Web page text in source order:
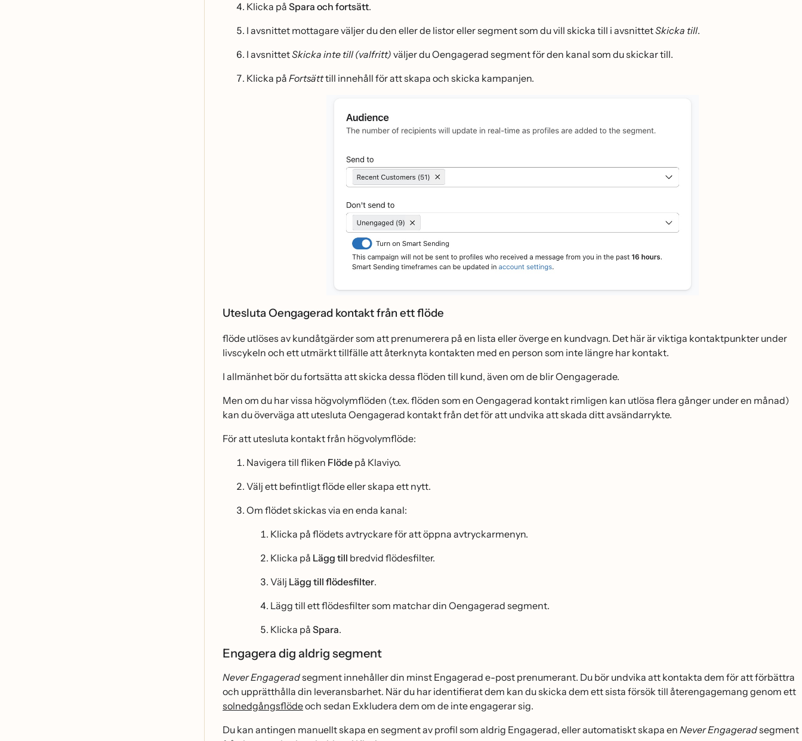
Klicka på Spara och fortsätt.
I avsnittet mottagare väljer du den eller de listor eller segment som du vill skicka till i avsnittetSkicka till.
I avsnittetSkicka inte till (valfritt) väljer du Oengagerad segment för den kanal som du skickar till.
Klicka på Fortsätttill innehåll för att skapa och skicka kampanjen.
Utesluta Oengagerad kontakt från ett flöde
flöde utlöses av kundåtgärder som att prenumerera på en lista eller överge en kundvagn. Det här är viktiga kontaktpunkter under
livscykeln och ett utmärkt tillfälle att återknyta kontakten med en person som inte längre har kontakt.
I allmänhet bör du fortsätta att skicka dessa flöden till kund, även om de blir Oengagerade.
Men om du har vissa högvolymflöden (t.ex. flöden som en Oengagerad kontakt rimligen kan utlösa flera gånger under en månad)
kan du överväga att utesluta Oengagerad kontakt från det för att undvika att skada ditt avsändarrykte.
För att utesluta kontakt från högvolymflöde:
Navigera till fliken Flöde på Klaviyo.
Välj ett befintligt flöde eller skapa ett nytt.
Om flödet skickas via en enda kanal:
Klicka på flödets avtryckare för att öppna avtryckarmenyn.
Klicka på Lägg till bredvid flödesfilter.
Välj Lägg till flödesfilter.
Lägg till ett flödesfilter som matchar din Oengagerad segment.
Klicka på Spara.
Engagera dig aldrig segment
Never Engageradsegment innehåller din minst Engagerad e-post prenumerant. Du bör undvika att kontakta dem för att förbättra
och upprätthålla din leveransbarhet. När du har identifierat dem kan du skicka dem ett sista försök till återengagemang genom ett
solnedgångsflödeoch sedan Exkludera dem om de inte engagerar sig.
Du kan antingen manuellt skapa en segment av profil som aldrig Engagerad, eller automatiskt skapa en Never Engageradsegment